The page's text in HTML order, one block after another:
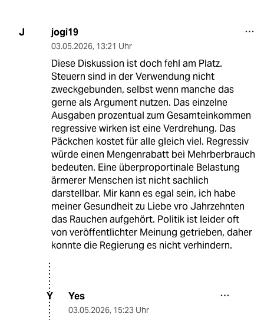
J jogi19
03.05.2026, 13:21 Uhr
Diese Diskussion ist doch fehl am Platz.
Steuern sind in der Verwendung nicht
zweckgebunden, selbst wenn manche das
gerne als Argument nutzen. Das einzelne
Ausgaben prozentual zum Gesamteinkommen
regressive wirken ist eine Verdrehung. Das
Päckchen kostet für alle gleich viel. Regressiv
würde einen Mengenrabatt bei Mehrberbrauch
bedeuten. Eine überproportinale Belastung
ärmerer Menschen ist nicht sachlich
darstellbar. Mir kann es egal sein, ich habe
meiner Gesundheit zu Liebe vro Jahrzehnten
das Rauchen aufgehört. Politik ist leider oft
von veröffentlichter Meinung getrieben, daher
konnte die Regierung es nicht verhindern.
Y Yes
03.05.2026, 15:23 Uhr